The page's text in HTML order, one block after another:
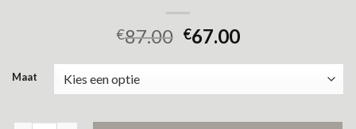
€87.00 €67.00
Maat